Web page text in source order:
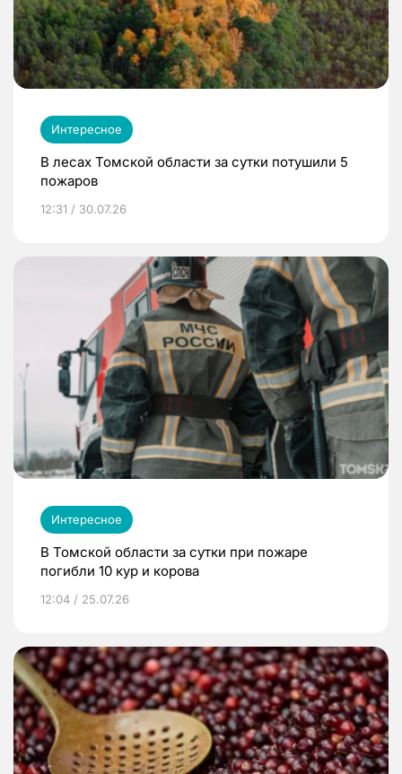
Интересное
В лесах Томской области за сутки потушили 5
пожаров
12:31 / 30.07.26
Интересное
В Томской области за сутки при пожаре
погибли 10 кур и корова
12:04 / 25.07.26